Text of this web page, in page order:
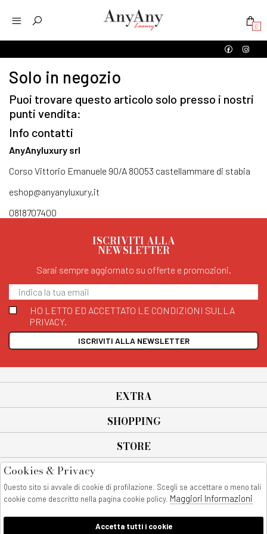
0
Solo in negozio
Puoi trovare questo articolo solo presso i nostri
punti vendita:
Info contatti
AnyAnyluxury srl
Corso Vittorio Emanuele 90/A 80053 castellammare di stabia
eshop@anyanyluxury.it
0818707400
ISCRIVITI ALLA
NEWSLETTER
Sarai sempre aggiornato su offerte e promozioni.
HO LETTO ED ACCETTATO LE CONDIZIONI SULLA
PRIVACY.
ISCRIVITI ALLA NEWSLETTER
EXTRA
SHOPPING
STORE
All rights reserved - © Copyright 2026
AnyAnyluxury srl - Sede Legale: Corso Vittorio Emanuele 90/A - 80053
castellammare di stabia - Italia
Cookies & Privacy
Questo sito si avvale di cookie di profilazione. Scegli se accettare o meno tali
cookie come descritto nella pagina cookie policy. Maggiori Informazioni
Accetta tutti i cookie